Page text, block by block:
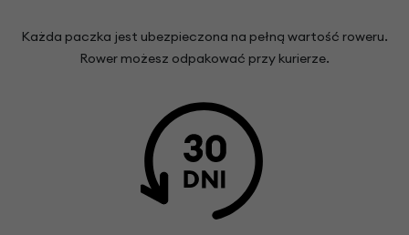
Każda paczka jest ubezpieczona na pełną wartość roweru.
Rower możesz odpakować przy kurierze.